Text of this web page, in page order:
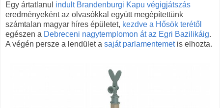
Egy ártatlanul indult Brandenburgi Kapu végigjátszás
eredményeként az olvasókkal együtt megépítettünk
számtalan magyar híres épületet, kezdve a Hősök terétől
egészen a Debreceni nagytemplomon át az Egri Bazilikáig.
A végén persze a lendület a saját parlamentemetis elhozta.